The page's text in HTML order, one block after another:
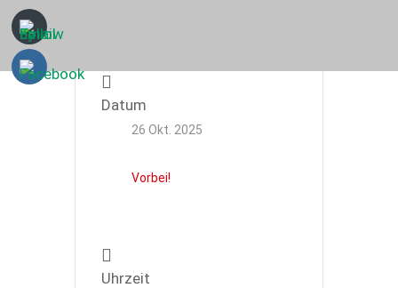
Datum
26 Okt. 2025
Vorbei!
Uhrzeit